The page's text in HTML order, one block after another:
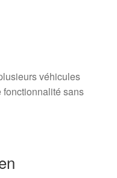
véhicules
sans